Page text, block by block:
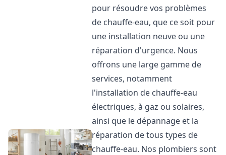
pour résoudre vos problèmes
de chauffe-eau, que ce soit pour
une installation neuve ou une
réparation d'urgence. Nous
offrons une large gamme de
services, notamment
l'installation de chauffe-eau
électriques, à gaz ou solaires,
ainsi que le dépannage et la
réparation de tous types de
chauffe-eau. Nos plombiers sont